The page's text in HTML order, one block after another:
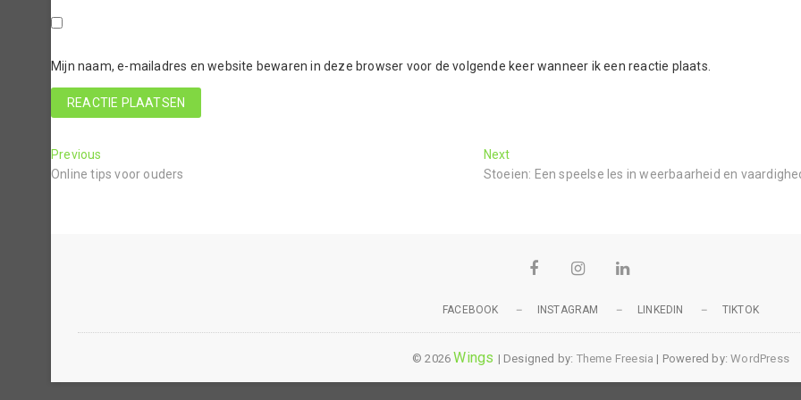
Mijn naam, e-mailadres en website bewaren in deze browser voor de volgende keer wanneer ik een reactie plaats.
Previous
Online tips voor ouders
Next
Stoeien: Een speelse les in weerbaarheid en
FACEBOOK INSTAGRAM LINKEDIN TIKTOK
© 2026 Wings | Designed by: Theme Freesia | Powered by:WordPress